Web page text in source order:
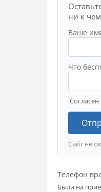
ни к
Ваше
Что
Сайт не
Телефон
Были на